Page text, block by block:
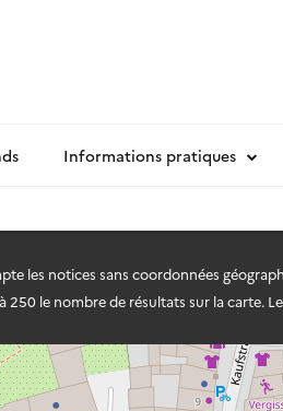
Informations pratiques
les notices sans coordonnées
le nombre de résultats sur la carte.